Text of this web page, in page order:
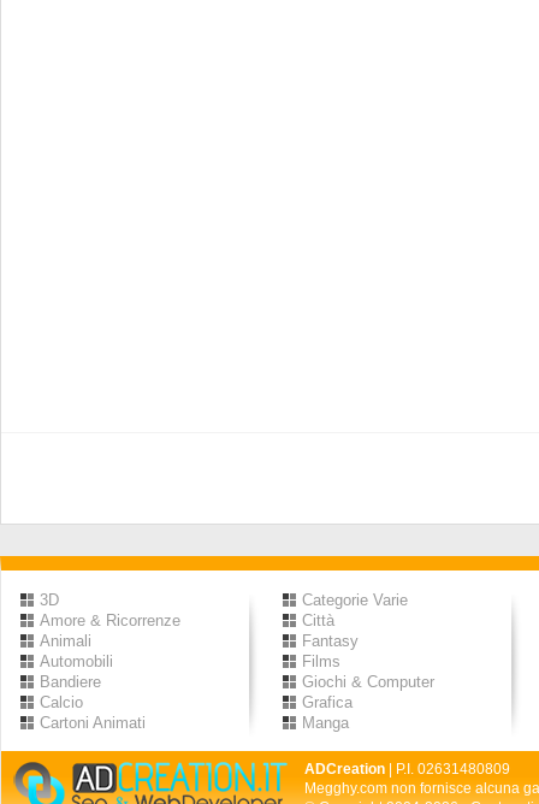
3D
Amore & Ricorrenze
Animali
Automobili
Bandiere
Calcio
Cartoni Animati
Categorie Varie
Città
Fantasy
Films
Giochi & Computer
Grafica
Manga
ADCreation | P.I. 02631480809
Megghy.com non fornisce alcuna